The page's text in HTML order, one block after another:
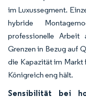
im Luxussegment.
hybride
professionelle Arbeit
Grenzen in Bezug auf
die Kapazität im Markt
Königreich eng hält.
Sensibilität bei